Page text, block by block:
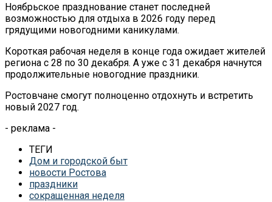
Ноябрьское празднование станет последней
возможностью для отдыха в 2026 году перед
грядущими новогодними каникулами.
Короткая рабочая неделя в конце года ожидает жителей
региона с 28 по 30 декабря. А уже с 31 декабря начнутся
продолжительные новогодние праздники.
Ростовчане смогут полноценно отдохнуть и встретить
новый 2027 год.
- реклама -
ТЕГИ
Дом и городской быт
новости Ростова
праздники
сокращенная неделя